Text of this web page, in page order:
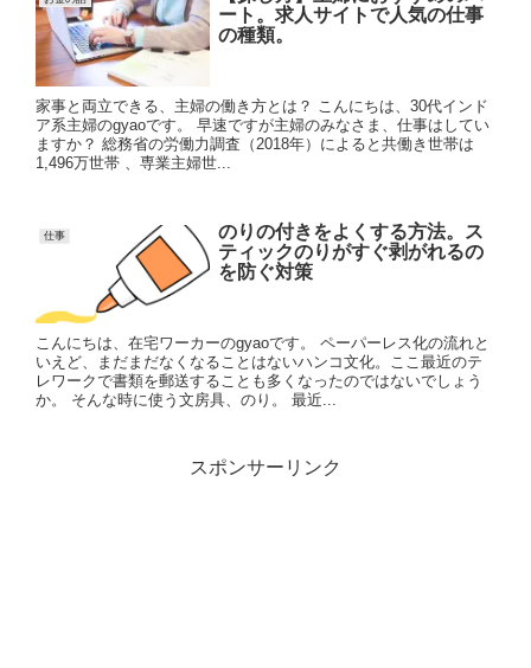
ート。求人サイトで人気の仕事
の種類。
家事と両立できる、主婦の働き方とは？ こんにちは、30代インド
ア系主婦のgyaoです。 早速ですが主婦のみなさま、仕事はしてい
ますか？ 総務省の労働力調査（2018年）によると共働き世帯は
1,496万世帯 、専業主婦世...
仕事
のりの付きをよくする方法。ス
ティックのりがすぐ剥がれるの
を防ぐ対策
こんにちは、在宅ワーカーのgyaoです。 ペーパーレス化の流れと
いえど、まだまだなくなることはないハンコ文化。ここ最近のテ
レワークで書類を郵送することも多くなったのではないでしょう
か。 そんな時に使う文房具、のり。 最近...
スポンサーリンク